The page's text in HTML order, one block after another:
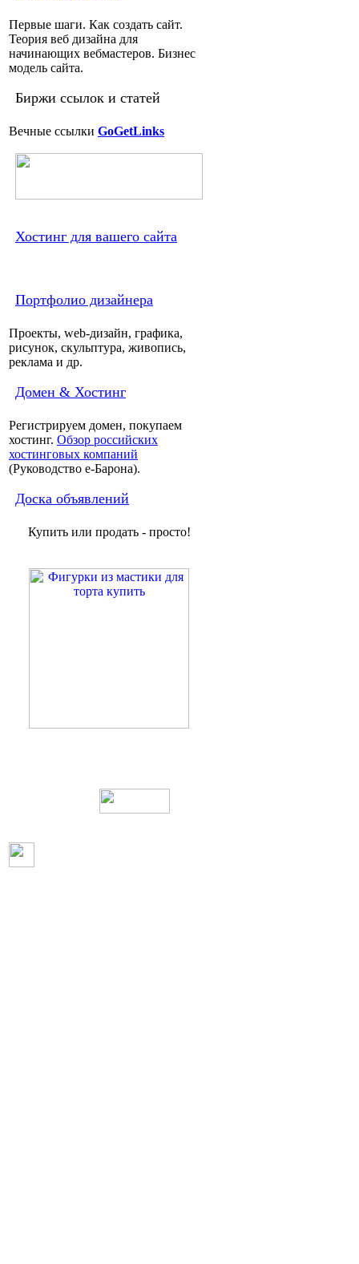
Первые шаги. Как создать сайт.
Теория веб дизайна для
начинающих вебмастеров. Бизнес
модель сайта.
Биржи ссылок и статей
Вечные ссылки GoGetLinks
Хостинг для вашего сайта
Портфолио дизайнера
Проекты, web-дизайн, графика,
рисунок, скульптура, живопись,
реклама и др.
Домен & Хостинг
Регистрируем домен, покупаем
хостинг. Обзор российских
хостинговых компаний
(Руководство e-Барона).
Доска объявлений
Купить или продать - просто!